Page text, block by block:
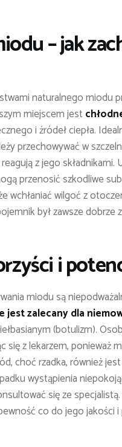
– jak
naturalnego miodu
miejscem jest
i źródeł ciepła.
przechowywać w
z jego składnikami.
przenosić szkodliwe
wchłaniać wilgoć z
był zawsze dobrze
i
miodu są
jest zalecany dla
(botulizm).
się z lekarzem, ponieważ
choć rzadka, również
wystąpienia
się ze
co do jego jakości